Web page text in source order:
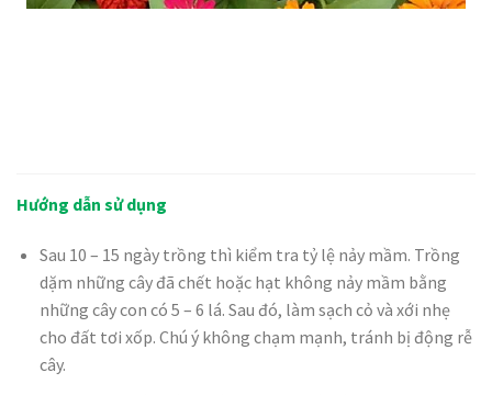
Hướng dẫn sử dụng
Sau 10 – 15 ngày trồng thì kiểm tra tỷ lệ nảy mầm. Trồng
dặm những cây đã chết hoặc hạt không nảy mầm bằng
những cây con có 5 – 6 lá. Sau đó, làm sạch cỏ và xới nhẹ
cho đất tơi xốp. Chú ý không chạm mạnh, tránh bị động rễ
cây.